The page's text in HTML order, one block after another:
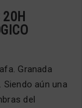
20H
Granada
aún una
del